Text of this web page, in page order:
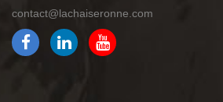
contact@lachaiseronne.com